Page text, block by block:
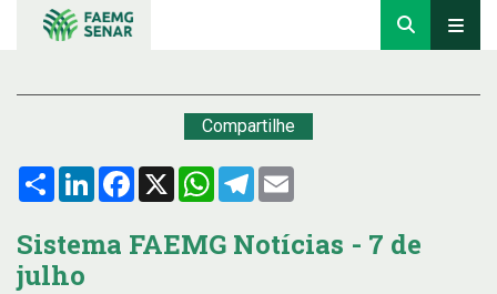
Compartilhe
Compartilhar
LinkedInFacebook
X WhatsApp
Telegram
Sistema FAEMG Notícias - 7 de
julho